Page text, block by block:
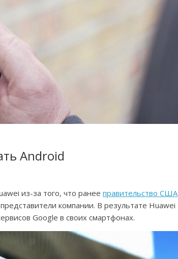
Android
из-за того, что ранее правительство США
компании. В результате Huawei
Google в своих смартфонах.